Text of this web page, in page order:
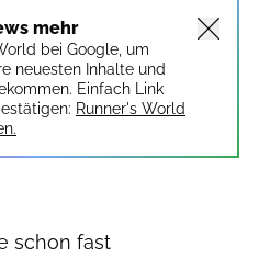
mehr
bei Google, um
neuesten Inhalte und
Einfach Link
Runner's World
schon fast